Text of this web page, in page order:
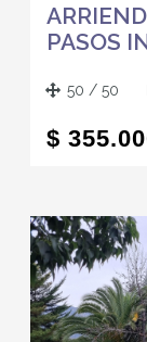
PASOS
50 / 50
$